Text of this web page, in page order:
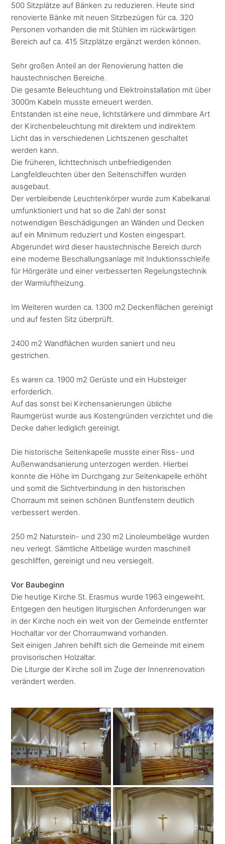
500 Sitzplätze auf Bänken zu reduzieren. Heute sind
renovierte Bänke mit neuen Sitzbezügen für ca. 320
Personen vorhanden die mit Stühlen im rückwärtigen
Bereich auf ca. 415 Sitzplätze ergänzt werden können.
Sehr großen Anteil an der Renovierung hatten die
haustechnischen Bereiche.
Die gesamte Beleuchtung und Elektroinstallation mit über
3000m Kabeln musste erneuert werden.
Entstanden ist eine neue, lichtstärkere und dimmbare Art
der Kirchenbeleuchtung mit direktem und indirektem
Licht das in verschiedenen Lichtszenen geschaltet
werden kann.
Die früheren, lichttechnisch unbefriedigenden
Langfeldleuchten über den Seitenschiffen wurden
ausgebaut.
Der verbleibende Leuchtenkörper wurde zum Kabelkanal
umfunktioniert und hat so die Zahl der sonst
notwendigen Beschädigungen an Wänden und Decken
auf ein Minimum reduziert und Kosten eingespart.
Abgerundet wird dieser haustechnische Bereich durch
eine moderne Beschallungsanlage mit Induktionsschleife
für Hörgeräte und einer verbesserten Regelungstechnik
der Warmluftheizung.
Im Weiteren wurden ca. 1300 m2 Deckenflächen gereinigt
und auf festen Sitz überprüft.
2400 m2 Wandflächen wurden saniert und neu
gestrichen.
Es waren ca. 1900 m2 Gerüste und ein Hubsteiger
erforderlich.
Auf das sonst bei Kirchensanierungen übliche
Raumgerüst wurde aus Kostengründen verzichtet und die
Decke daher lediglich gereinigt.
Die historische Seitenkapelle musste einer Riss- und
Außenwandsanierung unterzogen werden. Hierbei
konnte die Höhe im Durchgang zur Seitenkapelle erhöht
und somit die Sichtverbindung in den historischen
Chorraum mit seinen schönen Buntfenstern deutlich
verbessert werden.
250 m2 Naturstein- und 230 m2 Linoleumbeläge wurden
neu verlegt. Sämtliche Altbeläge wurden maschinell
geschliffen, gereinigt und neu versiegelt.
Vor Baubeginn
Die heutige Kirche St. Erasmus wurde 1963 eingeweiht.
Entgegen den heutigen liturgischen Anforderungen war
in der Kirche noch ein weit von der Gemeinde entfernter
Hochaltar vor der Chorraumwand vorhanden.
Seit einigen Jahren behilft sich die Gemeinde mit einem
provisorischen Holzaltar.
Die Liturgie der Kirche soll im Zuge der Innenrenovation
verändert werden.